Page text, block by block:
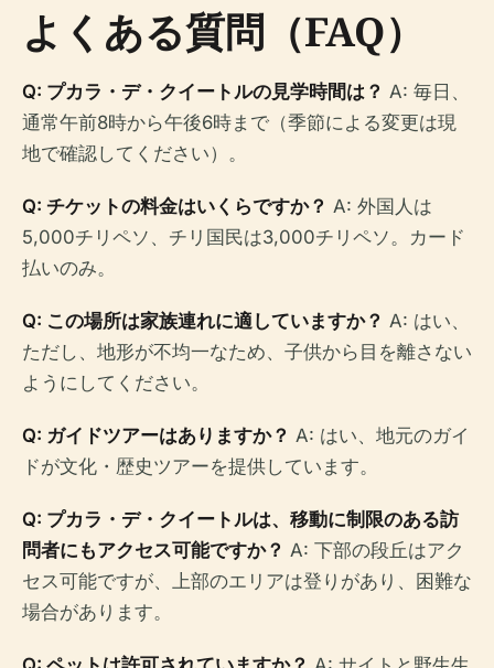
よくある質問（FAQ）
Q: プカラ・デ・クイートルの見学時間は？ A: 毎日、
通常午前8時から午後6時まで（季節による変更は現
地で確認してください）。
Q: チケットの料金はいくらですか？ A: 外国人は
5,000チリペソ、チリ国民は3,000チリペソ。カード
払いのみ。
Q: この場所は家族連れに適していますか？ A: はい、
ただし、地形が不均一なため、子供から目を離さない
ようにしてください。
Q: ガイドツアーはありますか？ A: はい、地元のガイ
ドが文化・歴史ツアーを提供しています。
Q: プカラ・デ・クイートルは、移動に制限のある訪
問者にもアクセス可能ですか？ A: 下部の段丘はアク
セス可能ですが、上部のエリアは登りがあり、困難な
場合があります。